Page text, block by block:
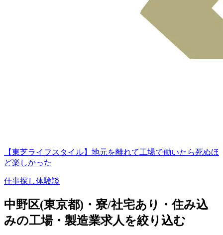
【東芝ライフスタイル】地元を離れて工場で働いたら死ぬほ
ど楽しかった
仕事探し体験談
中野区(東京都)・寮/社宅あり・住み込
みの工場・製造業求人を絞り込む